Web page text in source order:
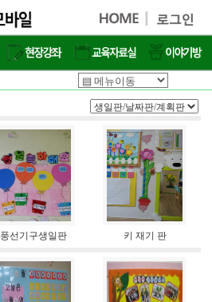
풍선기구생일판 키 재기 판